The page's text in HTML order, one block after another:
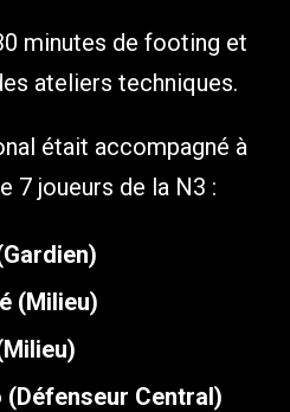
minutes de footing et
ateliers techniques.
était accompagné à
7 joueurs de la N3 :
(Milieu)
(Défenseur Central)